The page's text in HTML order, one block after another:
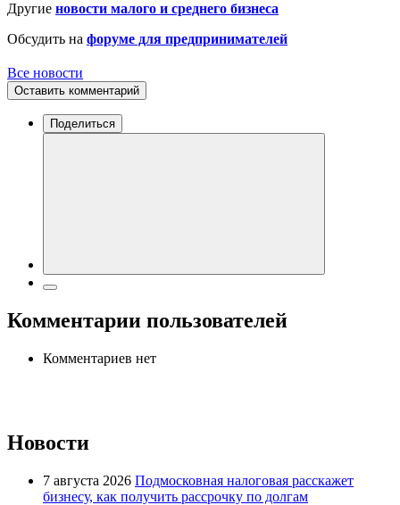
Другие новости малого и среднего бизнеса
Обсудить на форуме для предпринимателей
Все новости
Оставить комментарий
Поделиться
Комментарии пользователей
Комментариев нет
Новости
7 августа 2026 Подмосковная налоговая расскажет
бизнесу, как получить рассрочку по долгам